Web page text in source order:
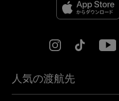
人気の渡航先